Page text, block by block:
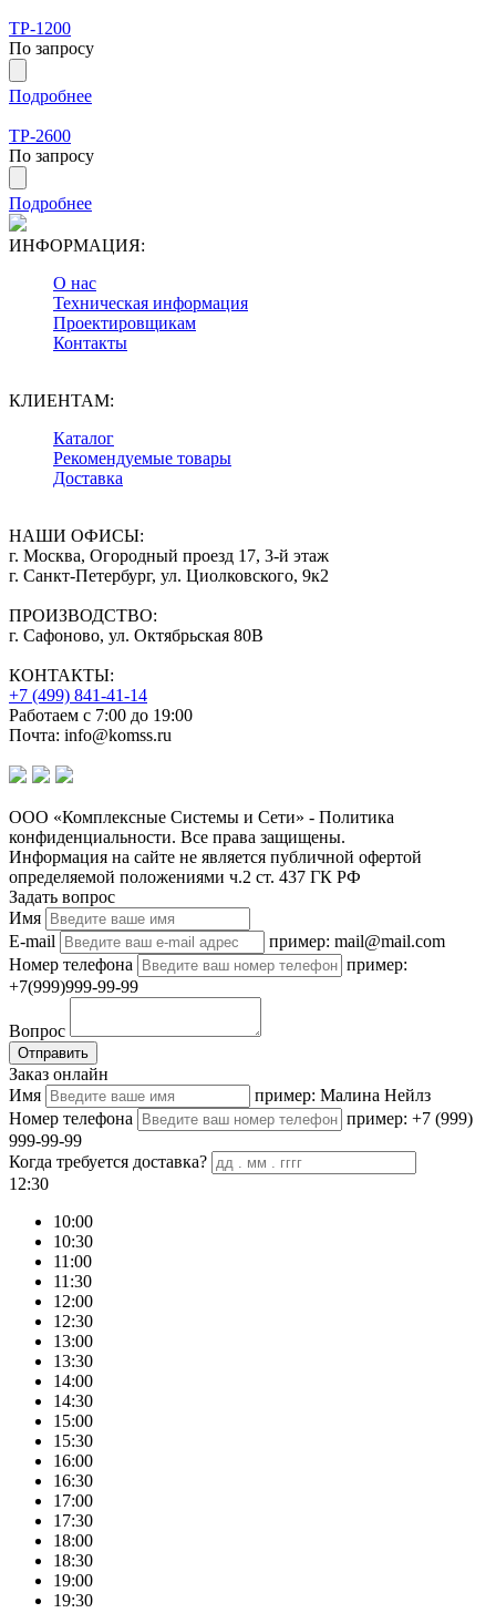
ТР-1200
По запросу
Подробнее
ТР-2600
По запросу
Подробнее
ИНФОРМАЦИЯ:
О нас
Техническая информация
Проектировщикам
Контакты
КЛИЕНТАМ:
Каталог
Рекомендуемые товары
Доставка
НАШИ ОФИСЫ:
г. Москва, Огородный проезд 17, 3-й этаж
г. Санкт-Петербург, ул. Циолковского, 9к2
ПРОИЗВОДСТВО:
г. Сафоново, ул. Октябрьская 80В
КОНТАКТЫ:
+7 (499) 841-41-14
Работаем с 7:00 до 19:00
Почта: info@komss.ru
ООО «Комплексные Системы и Сети» - Политика
конфиденциальности. Все права защищены.
Информация на сайте не является публичной офертой
определяемой положениями ч.2 ст. 437 ГК РФ
Задать вопрос
Имя
E-mail
пример: mail@mail.com
Номер телефона
пример:
+7(999)999-99-99
Вопрос
Отправить
Заказ онлайн
Имя
пример: Малина Нейлз
Номер телефона
пример: +7 (999)
999-99-99
Когда требуется доставка?
12:30
10:00
10:30
11:00
11:30
12:00
12:30
13:00
13:30
14:00
14:30
15:00
15:30
16:00
16:30
17:00
17:30
18:00
18:30
19:00
19:30